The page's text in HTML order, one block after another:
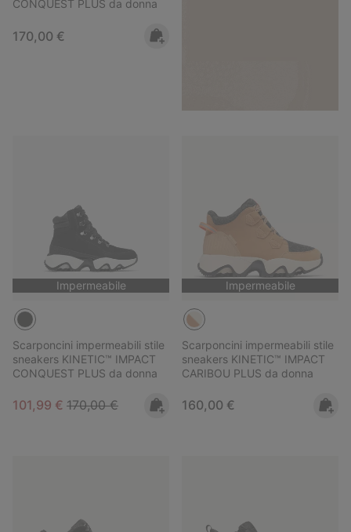
CONQUEST PLUS da donna
Regular price:
170,00 €
Impermeabile
Scarponcini impermeabili stile
sneakers KINETIC™ IMPACT
CONQUEST PLUS da donna
Sale price:
101,99 € Regular price:
170,00 €
Impermeabile
Scarponcini impermeabili stile
sneakers KINETIC™ IMPACT
CARIBOU PLUS da donna
Regular price:
160,00 €